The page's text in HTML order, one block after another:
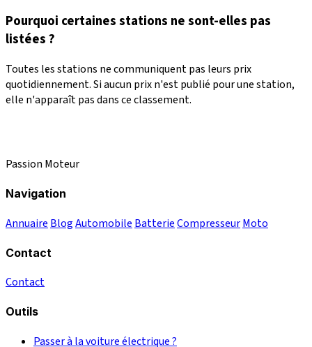
Pourquoi certaines stations ne sont-elles pas
listées ?
Toutes les stations ne communiquent pas leurs prix
quotidiennement. Si aucun prix n'est publié pour une station,
elle n'apparaît pas dans ce classement.
Passion Moteur
Navigation
Annuaire BlogAutomobile BatterieCompresseurMoto
Contact
Contact
Outils
Passer à la voiture électrique ?